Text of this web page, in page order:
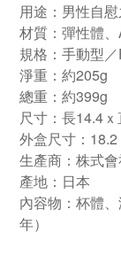
用途：男性自
材質：彈性體
規格：手動型
淨重：約205g
總重：約399g
尺寸：長14.4
外盒尺寸：
生產商：株式
產地：日本
內容物：杯體
年）